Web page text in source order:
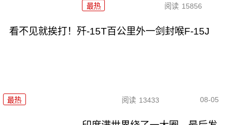
最热 阅读 15856
看不见就挨打！歼-15T百公里外一剑封喉F-15J
最热 阅读 13433 08-05